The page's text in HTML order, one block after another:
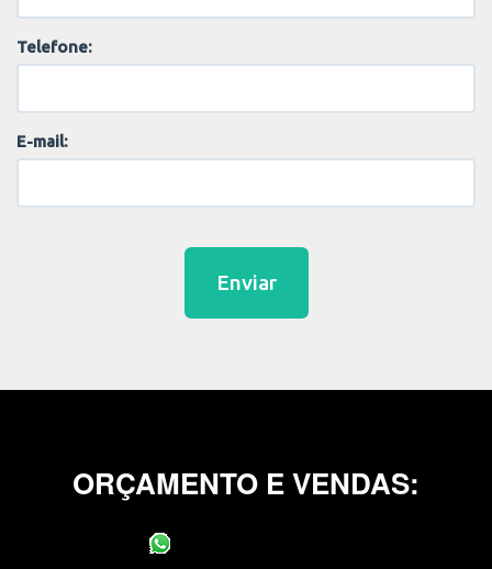
Telefone:
E-mail:
Enviar
ORÇAMENTO E VENDAS: